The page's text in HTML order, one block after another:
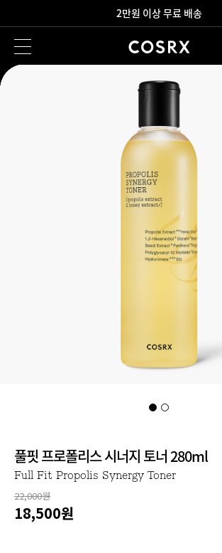
새로워진 회원 혜택을 만나보세요!
2만원 이상 무료 배송
풀핏 프로폴리스 시너지 토너 280ml
Full Fit Propolis Synergy Toner
22,000원
18,500원